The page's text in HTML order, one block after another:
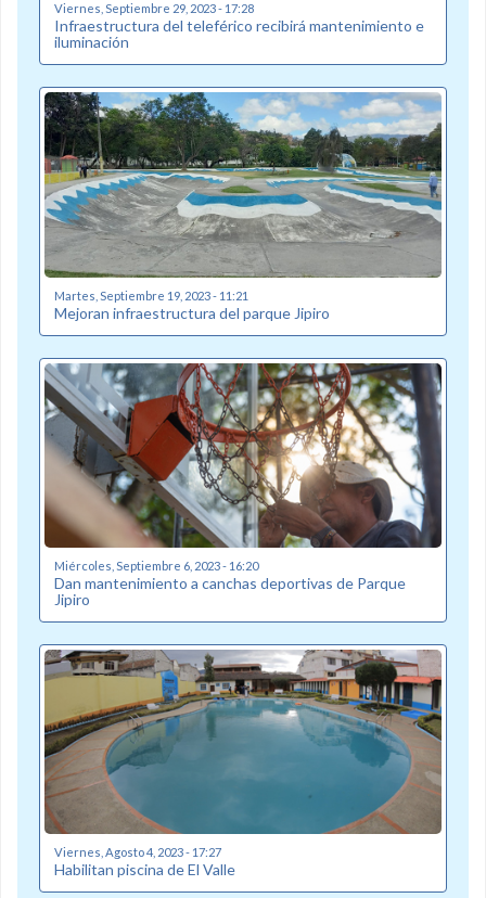
Viernes, Septiembre 29, 2023 - 17:28
Infraestructura del teleférico recibirá mantenimiento e
iluminación
Martes, Septiembre 19, 2023 - 11:21
Mejoran infraestructura del parque Jipiro
Miércoles, Septiembre 6, 2023 - 16:20
Dan mantenimiento a canchas deportivas de Parque
Jipiro
Viernes, Agosto 4, 2023 - 17:27
Habilitan piscina de El Valle